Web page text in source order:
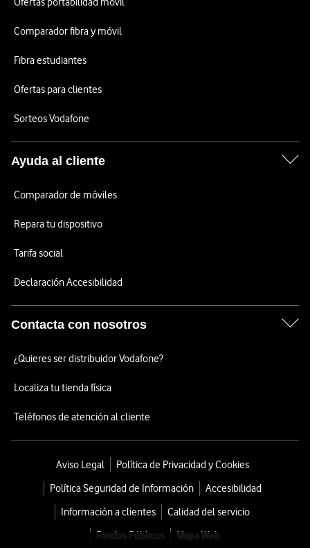
Comparador fibra y móvil
Fibra estudiantes
Ofertas para clientes
Sorteos Vodafone
Ayuda al cliente
Comparador de móviles
Repara tu dispositivo
Tarifa social
Declaración Accesibilidad
Contacta con nosotros
¿Quieres ser distribuidor Vodafone?
Localiza tu tienda física
Teléfonos de atención al cliente
Aviso Legal
Política de Privacidad y Cookies
Política Seguridad de Información
Accesibilidad
Información a clientes
Calidad del servicio
Fondos Públicos
Mapa Web